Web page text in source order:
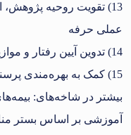
13) تقویت روحیه
عملی حرفه
14) تدوین آیین رفتار و موازین حرفه ای و نظارت بر عملکرد اعضا
15) کمک به بهره‌مندی
بیشتر در شاخه‌های:
آموزشی بر اساس بستر